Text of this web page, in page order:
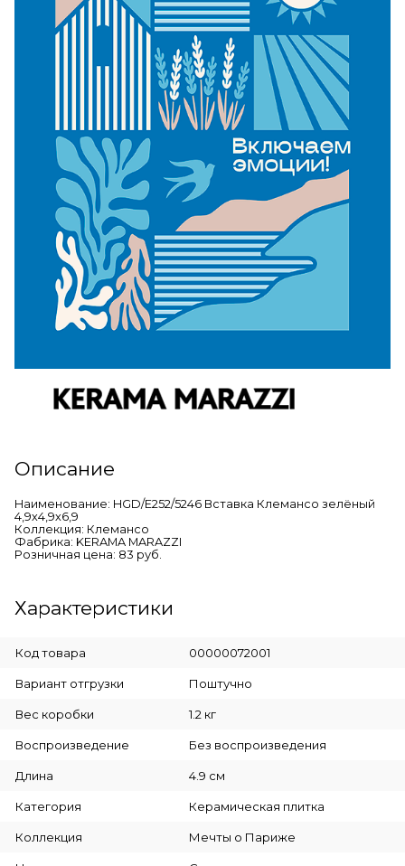
Описание
Наименование: HGD/E252/5246 Вставка Клемансо зелёный
4,9х4,9х6,9
Коллекция: Клемансо
Фабрика: KERAMA MARAZZI
Розничная цена: 83 руб.
Характеристики
Код товара 00000072001
Вариант отгрузки Поштучно
Вес коробки 1.2 кг
Воспроизведение Без воспроизведения
Длина 4.9 см
Категория Керамическая плитка
Коллекция Мечты о Париже